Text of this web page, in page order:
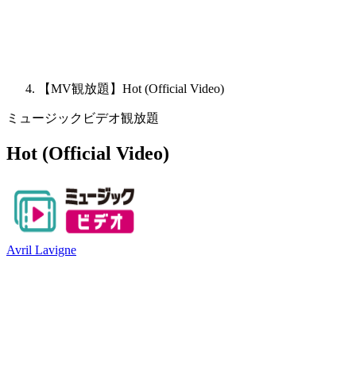
【MV観放題】Hot (Official Video)
ミュージックビデオ観放題
Hot (Official Video)
Avril Lavigne